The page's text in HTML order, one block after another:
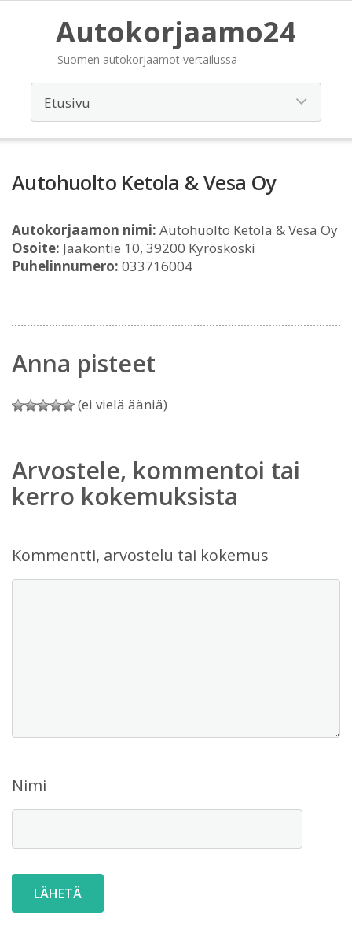
Autokorjaamo24
Suomen autokorjaamot vertailussa
Autohuolto Ketola & Vesa Oy
Autokorjaamon nimi: Autohuolto Ketola & Vesa Oy
Osoite: Jaakontie 10, 39200 Kyröskoski
Puhelinnumero: 033716004
Anna pisteet
(ei vielä ääniä)
Arvostele, kommentoi tai
kerro kokemuksista
Kommentti, arvostelu tai kokemus
Nimi